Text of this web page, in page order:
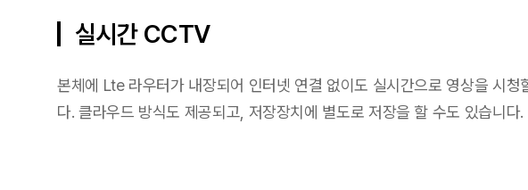
실시간 CCTV
본체에 Lte 라우터가 내장되어 인터넷 연결 없이도 실시간으로 영상을 시청
다. 클라우드 방식도 제공되고, 저장장치에 별도로 저장을 할 수도 있습니다.